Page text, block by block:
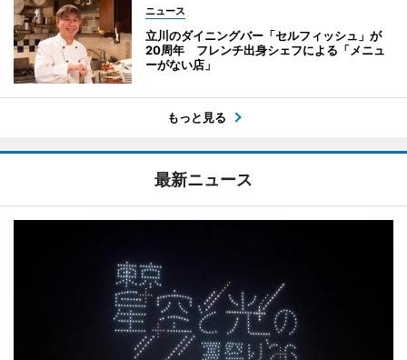
ニュース
立川のダイニングバー「セルフィッシュ」が
20周年 フレンチ出身シェフによる「メニュ
ーがない店」
もっと見る
最新ニュース